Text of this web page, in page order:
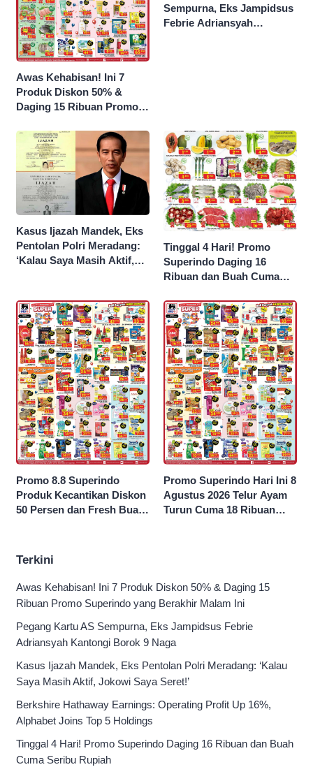
Awas Kehabisan! Ini 7
Produk Diskon 50% &
Daging 15 Ribuan Promo
Malam Ini
Sempurna, Eks Jampidsus
Febrie Adriansyah
Kasus Ijazah Mandek, Eks
Pentolan Polri Meradang:
‘Kalau Saya Masih Aktif,
Tinggal 4 Hari! Promo
Superindo Daging 16
Ribuan dan Buah Cuma
Promo 8.8 Superindo
Produk Kecantikan Diskon
50 Persen dan Fresh Buah
Promo Superindo Hari Ini 8
Agustus 2026 Telur Ayam
Turun Cuma 18 Ribuan
Terkini
Awas Kehabisan! Ini 7 Produk Diskon 50% & Daging 15
Ribuan Promo Superindo yang Berakhir Malam Ini
Pegang Kartu AS Sempurna, Eks Jampidsus Febrie
Adriansyah Kantongi Borok 9 Naga
Kasus Ijazah Mandek, Eks Pentolan Polri Meradang: ‘Kalau
Saya Masih Aktif, Jokowi Saya Seret!’
Berkshire Hathaway Earnings: Operating Profit Up 16%,
Alphabet Joins Top 5 Holdings
Tinggal 4 Hari! Promo Superindo Daging 16 Ribuan dan Buah
Cuma Seribu Rupiah